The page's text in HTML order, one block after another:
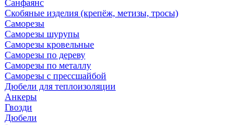
Санфаянс
Скобяные изделия (крепёж, метизы, тросы)
Саморезы
Саморезы шурупы
Саморезы кровельные
Саморезы по дереву
Саморезы по металлу
Саморезы с прессшайбой
Дюбели для теплоизоляции
Анкеры
Гвозди
Дюбели